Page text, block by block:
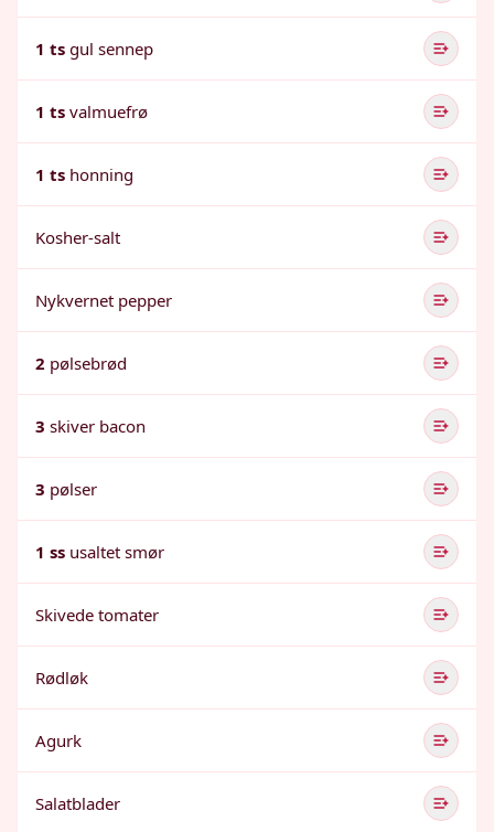
1 ts gul sennep
1 ts valmuefrø
1 ts honning
Kosher-salt
Nykvernet pepper
2 pølsebrød
3 skiver bacon
3 pølser
1 ss usaltet smør
Skivede tomater
Rødløk
Agurk
Salatblader